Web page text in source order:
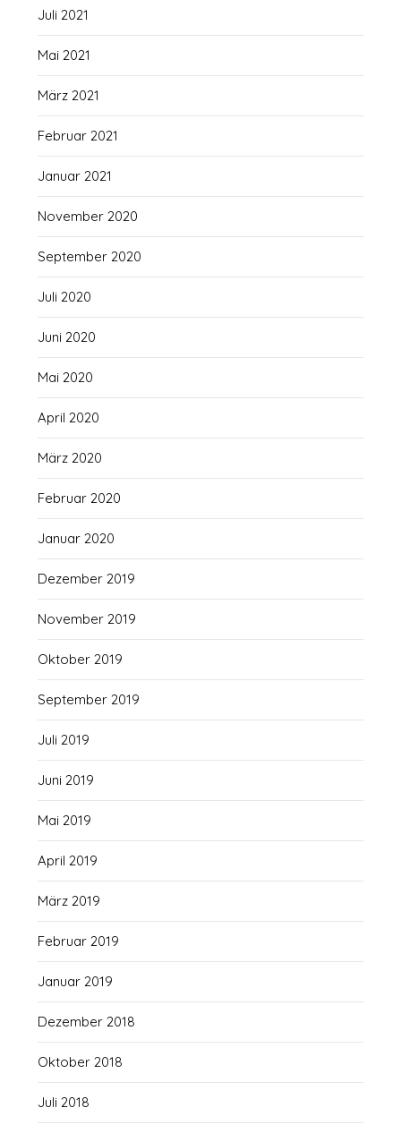
Juli 2021
Mai 2021
März 2021
Februar 2021
Januar 2021
November 2020
September 2020
Juli 2020
Juni 2020
Mai 2020
April 2020
März 2020
Februar 2020
Januar 2020
Dezember 2019
November 2019
Oktober 2019
September 2019
Juli 2019
Juni 2019
Mai 2019
April 2019
März 2019
Februar 2019
Januar 2019
Dezember 2018
Oktober 2018
Juli 2018